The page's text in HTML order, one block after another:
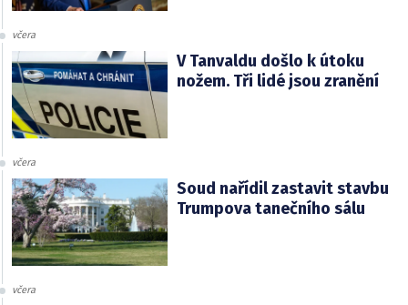
včera
V Tanvaldu došlo k útoku
nožem. Tři lidé jsou zranění
včera
Soud nařídil zastavit stavbu
Trumpova tanečního sálu
včera